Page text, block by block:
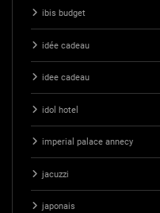
ibis budget
idée cadeau
idee cadeau
idol hotel
imperial palace annecy
jacuzzi
japonais